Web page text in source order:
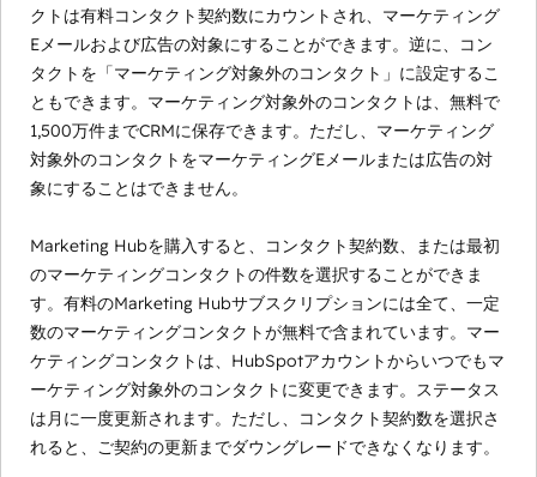
クトは有料コンタクト契約数にカウントされ、マーケティング
Eメールおよび広告の対象にすることができます。逆に、コン
タクトを「マーケティング対象外のコンタクト」に設定するこ
ともできます。マーケティング対象外のコンタクトは、無料で
1,500万件までCRMに保存できます。ただし、マーケティング
対象外のコンタクトをマーケティングEメールまたは広告の対
象にすることはできません。
Marketing Hubを購入すると、コンタクト契約数、または最初
のマーケティングコンタクトの件数を選択することができま
す。有料のMarketing Hubサブスクリプションには全て、一定
数のマーケティングコンタクトが無料で含まれています。マー
ケティングコンタクトは、HubSpotアカウントからいつでもマ
ーケティング対象外のコンタクトに変更できます。ステータス
は月に一度更新されます。ただし、コンタクト契約数を選択さ
れると、ご契約の更新までダウングレードできなくなります。